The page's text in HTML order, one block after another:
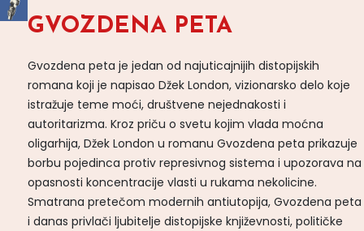
GVOZDENA PETA
Gvozdena peta je jedan od najuticajnijih distopijskih
romana koji je napisao Džek London, vizionarsko delo koje
istražuje teme moći, društvene nejednakosti i
autoritarizma. Kroz priču o svetu kojim vlada moćna
oligarhija, Džek London u romanu Gvozdena peta prikazuje
borbu pojedinca protiv represivnog sistema i upozorava na
opasnosti koncentracije vlasti u rukama nekolicine.
Smatrana pretečom modernih antiutopija, Gvozdena peta
i danas privlači ljubitelje distopijske književnosti, političke